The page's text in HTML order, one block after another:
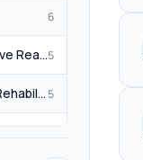
6
Anesteziyoloji ve Reanimasyon5
Fiziksel Tıp ve Rehabilitasyon 5
Kalp ve Damar Cerrahisi